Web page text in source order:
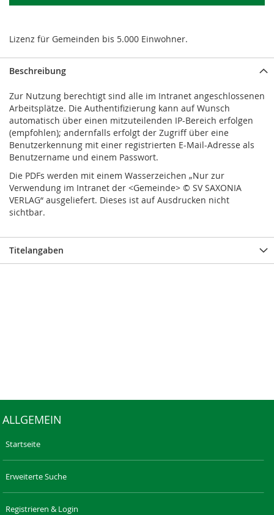
Lizenz für Gemeinden bis 5.000 Einwohner.
Beschreibung
Zur Nutzung berechtigt sind alle im Intranet angeschlossenen
Arbeitsplätze. Die Authentifizierung kann auf Wunsch
automatisch über einen mitzuteilenden IP-Bereich erfolgen
(empfohlen); andernfalls erfolgt der Zugriff über eine
Benutzerkennung mit einer registrierten E-Mail-Adresse als
Benutzername und einem Passwort.
Die PDFs werden mit einem Wasserzeichen „Nur zur
Verwendung im Intranet der <Gemeinde> © SV SAXONIA
VERLAG“ ausgeliefert. Dieses ist auf Ausdrucken nicht
sichtbar.
Titelangaben
ALLGEMEIN
Startseite
Erweiterte Suche
Registrieren & Login